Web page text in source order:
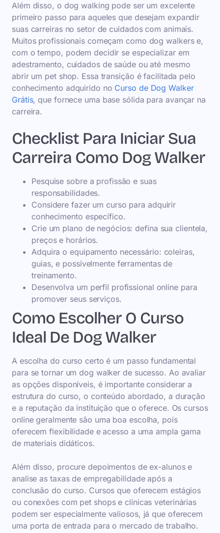
Além disso, o dog walking pode ser um excelente
primeiro passo para aqueles que desejam expandir
suas carreiras no setor de cuidados com animais.
Muitos profissionais começam como dog walkers e,
com o tempo, podem decidir se especializar em
adestramento, cuidados de saúde ou até mesmo
abrir um pet shop. Essa transição é facilitada pelo
conhecimento adquirido no Curso de Dog Walker
Grátis, que fornece uma base sólida para avançar na
carreira.
Checklist Para Iniciar Sua
Carreira Como Dog Walker
Pesquise sobre a profissão e suas
responsabilidades.
Considere fazer um curso para adquirir
conhecimento específico.
Crie um plano de negócios: defina sua clientela,
preços e horários.
Adquira o equipamento necessário: coleiras,
guias, e possivelmente ferramentas de
treinamento.
Desenvolva um perfil profissional online para
promover seus serviços.
Como Escolher O Curso
Ideal De Dog Walker
A escolha do curso certo é um passo fundamental
para se tornar um dog walker de sucesso. Ao avaliar
as opções disponíveis, é importante considerar a
estrutura do curso, o conteúdo abordado, a duração
e a reputação da instituição que o oferece. Os cursos
online geralmente são uma boa escolha, pois
oferecem flexibilidade e acesso a uma ampla gama
de materiais didáticos.
Além disso, procure depoimentos de ex-alunos e
analise as taxas de empregabilidade após a
conclusão do curso. Cursos que oferecem estágios
ou conexões com pet shops e clínicas veterinárias
podem ser especialmente valiosos, já que oferecem
uma porta de entrada para o mercado de trabalho.